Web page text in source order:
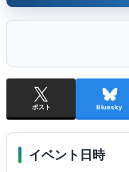
ポスト Bluesky
イベント日時